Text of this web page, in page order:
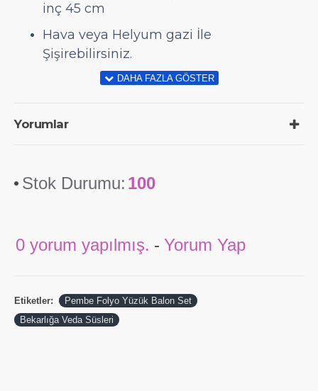
inç 45 cm
Hava veya Helyum gazi İle
Şişirebilirsiniz.
Yorumlar
Stok Durumu: 100
0 yorum yapılmış. - Yorum Yap
Etiketler:
Pembe Folyo Yüzük Balon Set
Bekarlığa Veda Süsleri